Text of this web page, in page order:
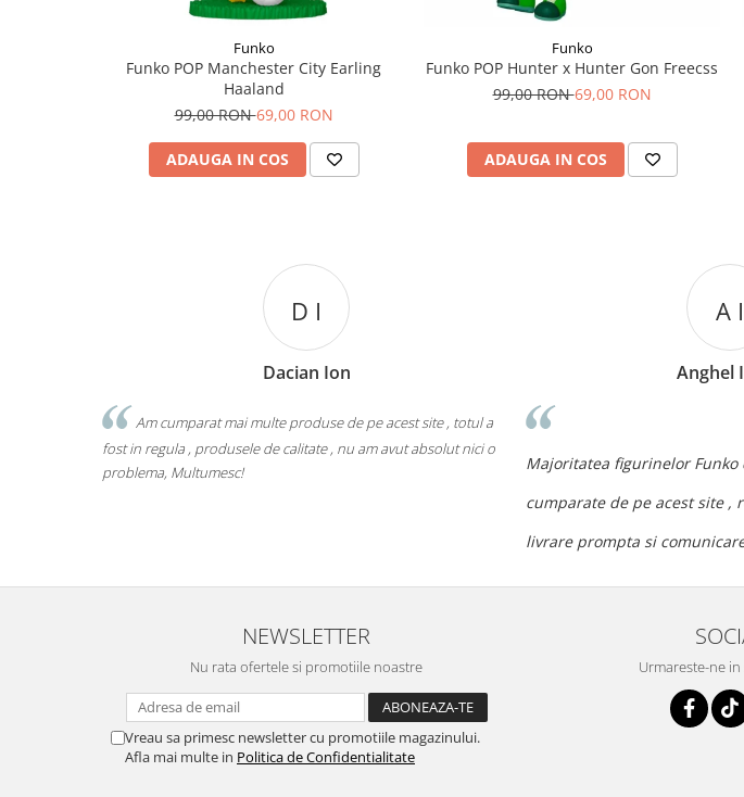
Funko
Funko POP Manchester City Earling
Haaland
99,00 RON69,00 RON
ADAUGA IN COS
Funko
Funko POP Hunter x Hunter Gon Freecss
99,00 RON69,00 RON
ADAUGA IN COS
D I
Dacian Ion
Am cumparat mai multe produse de pe acest site , totul a
fost in regula , produsele de calitate , nu am avut absolut nici o
problema, Multumesc!
A I
Anghel
Majoritatea figurinelor
cumparate de pe acest site ,
livrare prompta si
NEWSLETTER
Nu rata ofertele si promotiile noastre
Vreau sa primesc newsletter cu promotiile magazinului.
Afla mai multe in Politica de Confidentialitate
Urmareste-ne